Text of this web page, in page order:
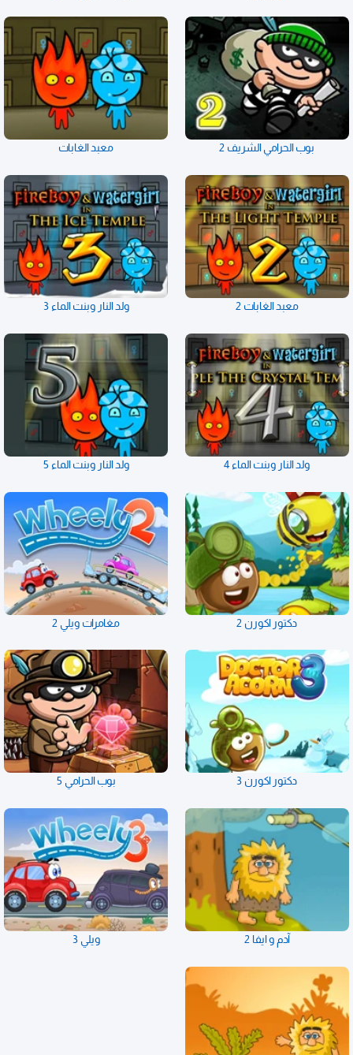
بوب الحرامي الشريف 2 معبد الغابات
معبد الغابات 2 ولد النار وبنت الماء 3
ولد النار وبنت الماء 4 ولد النار وبنت الماء 5
دكتور اكورن 2 مغامرات ويلي 2
دكتور اكورن 3 بوب الحرامي 5
آدم و ايفا 2 ويلي 3